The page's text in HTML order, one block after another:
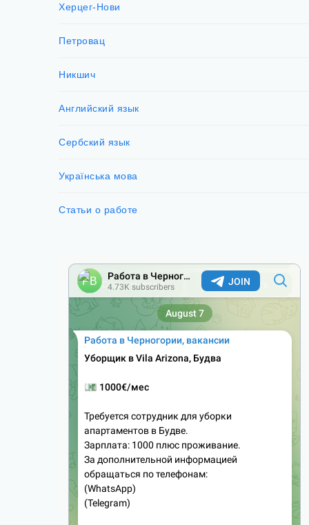
Херцег-Нови
Петровац
Никшич
Английский язык
Сербский язык
Українська мова
Статьи о работе